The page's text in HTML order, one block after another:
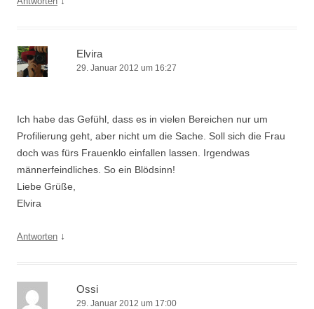
Elvira
29. Januar 2012 um 16:27
Ich habe das Gefühl, dass es in vielen Bereichen nur um
Profilierung geht, aber nicht um die Sache. Soll sich die Frau
doch was fürs Frauenklo einfallen lassen. Irgendwas
männerfeindliches. So ein Blödsinn!
Liebe Grüße,
Elvira
Antworten ↓
Ossi
29. Januar 2012 um 17:00